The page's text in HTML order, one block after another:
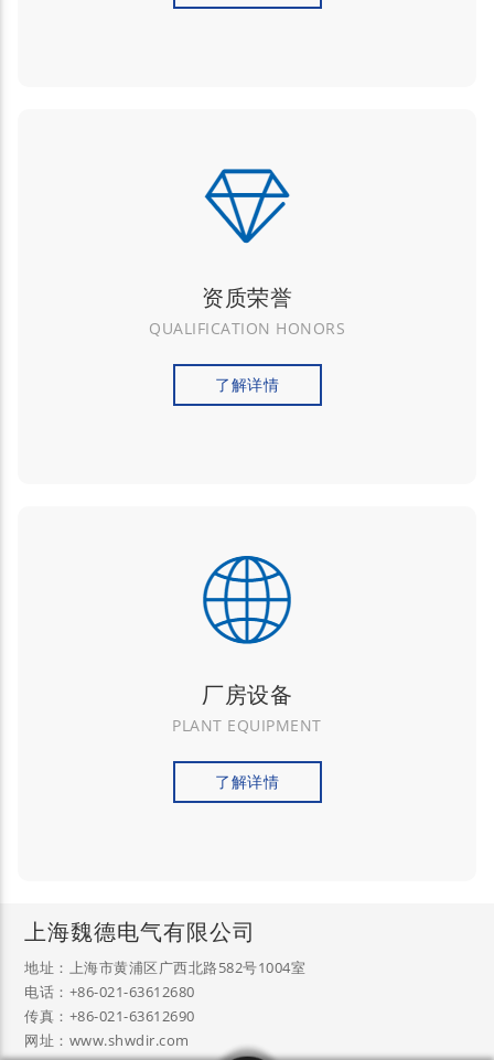
资质荣誉
QUALIFICATION HONORS
了解详情
厂房设备
PLANT EQUIPMENT
了解详情
上海魏德电气有限公司
地址：上海市黄浦区广西北路582号1004室
电话：+86-021-63612680
传真：+86-021-63612690
网址：www.shwdir.com